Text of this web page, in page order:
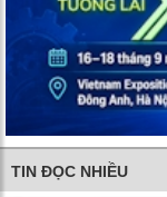
TIN ĐỌC NHIỀU